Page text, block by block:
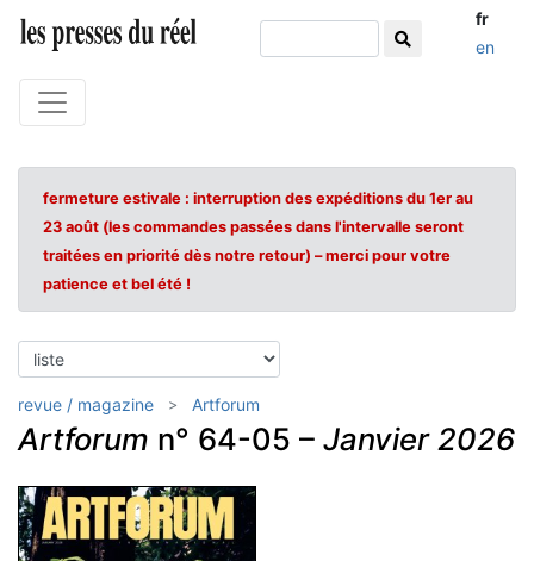
fr
en
fermeture estivale : interruption des expéditions du 1er au
23 août (les commandes passées dans l'intervalle seront
traitées en priorité dès notre retour) – merci pour votre
patience et bel été !
revue / magazine Artforum
Artforum n° 64-05 – Janvier 2026